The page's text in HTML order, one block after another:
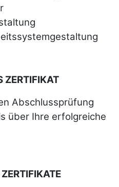
ZERTIFIKAT
Abschlussprüfung
über Ihre erfolgreiche